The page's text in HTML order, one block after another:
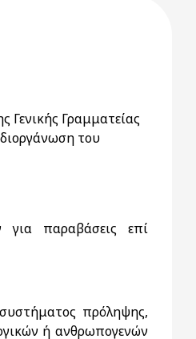
Γενικής Γραμματείας
του
για παραβάσεις επί
πρόληψης,
ή ανθρωπογενών